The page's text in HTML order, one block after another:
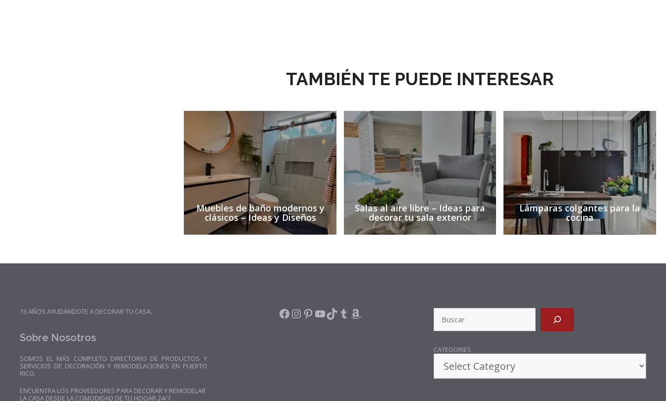
TAMBIÉN TE PUEDE INTERESAR
Muebles de baño modernos y
clásicos – Ideas y Diseños
Salas al aire libre – Ideas para
decorar tu sala exterior
Lámparas colgantes para la
cocina
13 AÑOS AYUDÁNDOTE A DECORAR TU CASA.
Sobre Nosotros
SOMOS EL MÁS COMPLETO DIRECTORIO DE PRODUCTOS Y
SERVICIOS DE DECORACIÓN Y REMODELACIONES EN PUERTO
RICO.
ENCUENTRA LOS PROVEEDORES PARA DECORAR Y REMODELAR
LA CASA DESDE LA COMODIDAD DE TU HOGAR 24/7
FACEBOOK
INSTAGRAM
PINTEREST
YOUTUBE
TIKTOK
TUMBLR
AMAZON SEARCH
CATEGORIES